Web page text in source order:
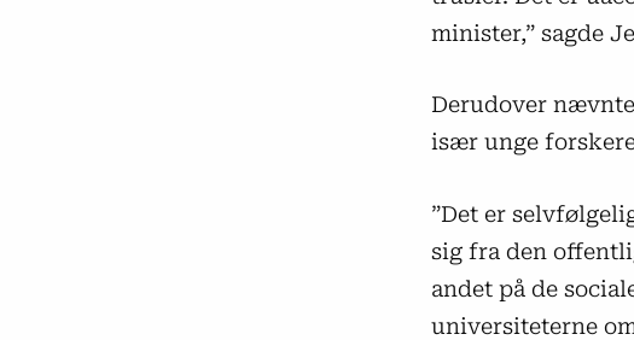
minister,” sagde
Derudover
især unge
”Det er
sig fra den
andet på de
universiteterne